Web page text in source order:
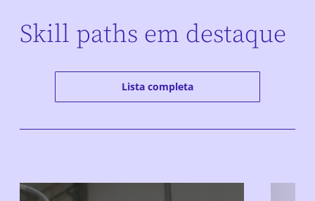
Skill paths em destaque
Lista completa